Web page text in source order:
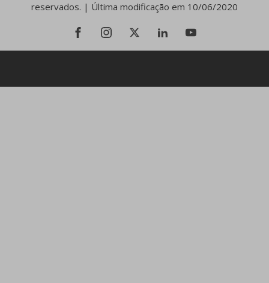
reservados. | Última modificação em 10/06/2020